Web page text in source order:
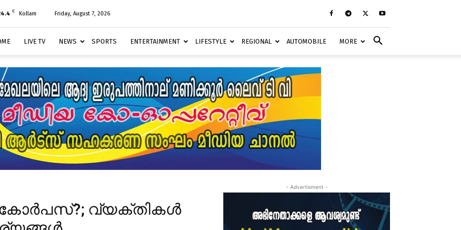
C Kollam Friday, August 7, 2026
LIVE TV NEWS SPORTS ENTERTAINMENT LIFESTYLE REGIONAL AUTOMOBILE MORE
വ്യക്തികൾ
- Advertisment -